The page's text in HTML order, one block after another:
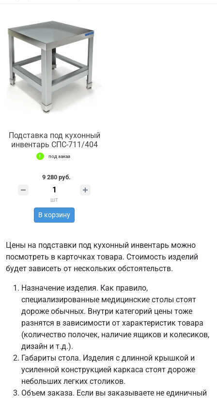
Подставка под кухонный
инвентарь СПС-711/404
под заказ
9 280 руб.
шт
В корзину
Цены на подставки под кухонный инвентарь можно
посмотреть в карточках товара. Стоимость изделий
будет зависеть от нескольких обстоятельств.
Назначение изделия. Как правило,
специализированные медицинские столы стоят
дороже обычных. Внутри категорий цены тоже
разнятся в зависимости от характеристик товара
(количество полочек, наличие ящиков и колесиков,
дизайн и т.д.).
Габариты стола. Изделия с длинной крышкой и
усиленной конструкцией каркаса стоят дороже
небольших легких столиков.
Объем заказа. Если вы заказываете не единичный